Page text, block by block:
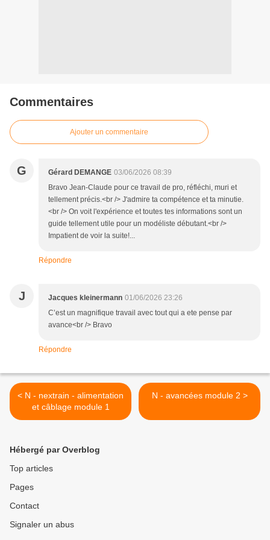
Commentaires
Ajouter un commentaire
G Gérard DEMANGE 03/06/2026 08:39
Bravo Jean-Claude pour ce travail de pro, réfléchi, muri et
tellement précis.<br /> J'admire ta compétence et ta minutie.
<br /> On voit l'expérience et toutes tes informations sont un
guide tellement utile pour un modéliste débutant.<br />
Impatient de voir la suite!...
Répondre
J Jacques kleinermann 01/06/2026 23:26
C’est un magnifique travail avec tout qui a ete pense par
avance<br /> Bravo
Répondre
< N - nextrain - alimentation
et câblage module 1
N - avancées module 2 >
Hébergé par Overblog
Top articles
Pages
Contact
Signaler un abus